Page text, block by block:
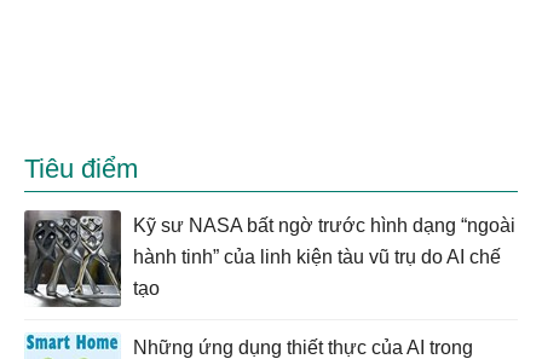
Tiêu điểm
Kỹ sư NASA bất ngờ trước hình dạng “ngoài
hành tinh” của linh kiện tàu vũ trụ do AI chế
tạo
Những ứng dụng thiết thực của AI trong